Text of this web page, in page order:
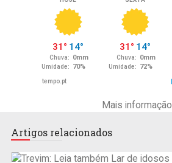
Mais informação
Artigos relacionados